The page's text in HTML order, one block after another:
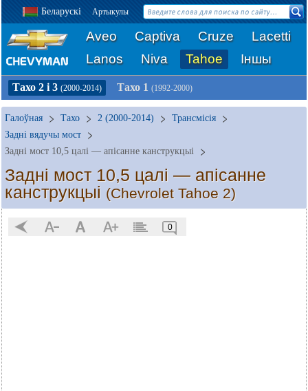
Беларускі Артыкулы
Aveo Captiva Cruze
Lacetti
Lanos
Niva Tahoe Іншы
Тахо 2 і 3 (2000-2014) Тахо 1 (1992-2000)
Галоўная Тахо 2 (2000-2014)
Трансмісія
Задні вядучы мост
Задні мост 10,5 цалі — апісанне канструкцыі
Задні мост 10,5 цалі — апісанне
канструкцыі (Chevrolet Tahoe 2)
0